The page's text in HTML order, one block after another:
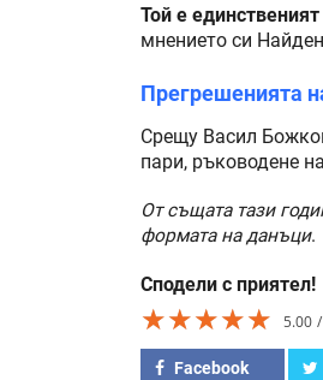
Той е
мнението си
Прегрешенията
Срещу Васил
пари, ръководене
От същата тази
формата на данъци.
Сподели с приятел!
★★★★★
★★★★★
★★★★★ 5.00
Facebook